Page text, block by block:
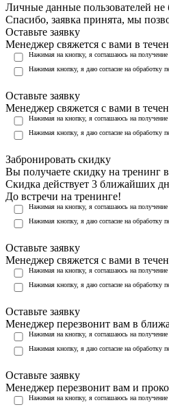
Личные данные пользователей не
Спасибо, заявка принята, мы
Оставьте заявку
Менеджер свяжется с вами в
Нажимая на кнопку, я соглашаюсь на получение
Нажимая кнопку, я даю согласие на обработку
Оставьте заявку
Менеджер свяжется с вами в
Нажимая на кнопку, я соглашаюсь на получение
Нажимая кнопку, я даю согласие на обработку
Забронировать скидку
Вы получаете скидку на тренинг
Скидка действует 3 ближайших
До встречи на тренинге!
Нажимая на кнопку, я соглашаюсь на получение
Нажимая кнопку, я даю согласие на обработку
Оставьте заявку
Менеджер свяжется с вами в
Нажимая на кнопку, я соглашаюсь на получение
Нажимая кнопку, я даю согласие на обработку
Оставьте заявку
Менеджер перезвонит вам в
Нажимая на кнопку, я соглашаюсь на получение
Нажимая кнопку, я даю согласие на обработку
Оставьте заявку
Менеджер перезвонит вам и
Нажимая на кнопку, я соглашаюсь на получение